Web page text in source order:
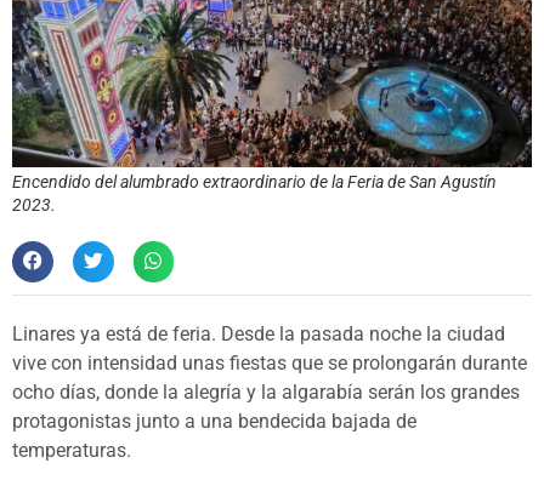
Encendido del alumbrado extraordinario de la Feria de San Agustín
2023.
Linares ya está de feria. Desde la pasada noche la ciudad
vive con intensidad unas fiestas que se prolongarán durante
ocho días, donde la alegría y la algarabía serán los grandes
protagonistas junto a una bendecida bajada de
temperaturas.